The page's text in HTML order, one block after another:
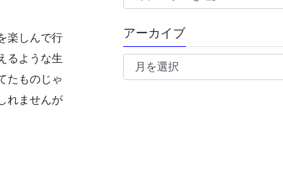
楽しんで行
るような生
たものじゃ
れませんが
テ
リ
ー
アーカイブ
ア